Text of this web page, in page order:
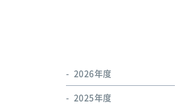
2026年度
2025年度